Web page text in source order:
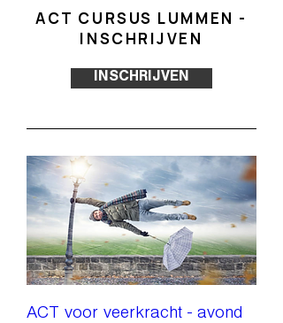
ACT CURSUS LUMMEN -
INSCHRIJVEN
INSCHRIJVEN
ACT voor veerkracht - avond